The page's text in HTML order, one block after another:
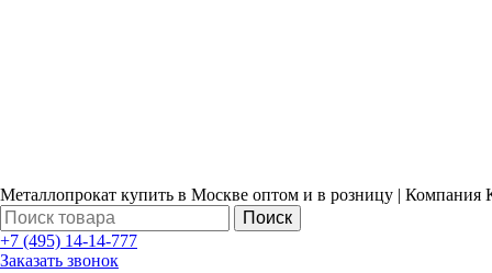
Металлопрокат купить в Москве оптом и в розницу | Компания
Поиск
+7 (495) 14-14-777
Заказать звонок